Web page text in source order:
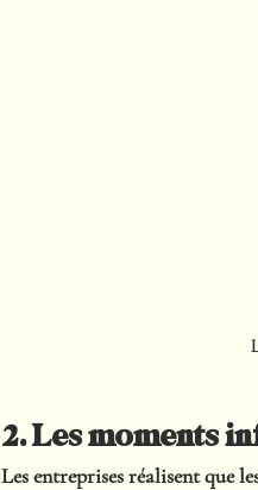
2. Les moments
Les entreprises réalisent que